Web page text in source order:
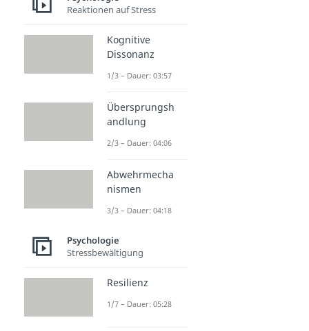
Ohnmacht
verblüfft
Überforderung
beeindruckt
befriedigt
verzaubert
fasziniert
Reaktionen auf Stress
Kognitive
Dissonanz
1/3 – Dauer: 03:57
Übersprungsh
andlung
2/3 – Dauer: 04:06
Abwehrmecha
nismen
3/3 – Dauer: 04:18
Psychologie
Stressbewältigung
Resilienz
1/7 – Dauer: 05:28